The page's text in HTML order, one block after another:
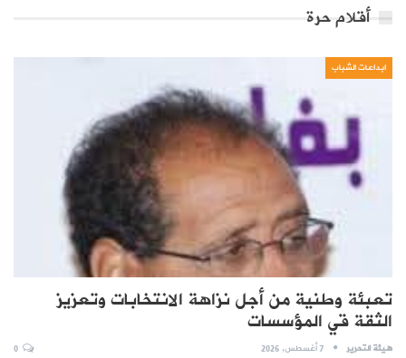
أقلام حرة
ابداعات الشباب
تعبئة وطنية من أجل نزاهة الانتخابات وتعزيز
الثقة قي المؤسسات
هيئة التحرير 7 أغسطس, 2026